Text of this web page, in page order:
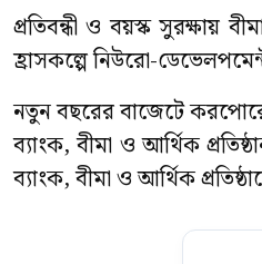
প্রতিবন্ধী ও বয়স্ক সুরক্ষায়
হ্রাসকল্পে নিউরো-
নতুন বছরের বাজেটে
ব্যাংক, বীমা ও আর্থিক
ব্যাংক, বীমা ও আর্থিক